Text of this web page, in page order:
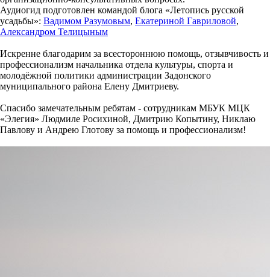
Аудиогид подготовлен командой блога «Летопись русской
усадьбы»: Вадимом Разумовым, Екатериной Гавриловой,
Александром Телицыным
Искренне благодарим за всестороннюю помощь, отзывчивость и
профессионализм начальника отдела культуры, спорта и
молодёжной политики администрации Задонского
муниципального района Елену Дмитриеву.
Спасибо замечательным ребятам - сотрудникам МБУК МЦК
«Элегия» Людмиле Росихиной, Дмитрию Копытину, Никлаю
Павлову и Андрею Глотову за помощь и профессионализм!